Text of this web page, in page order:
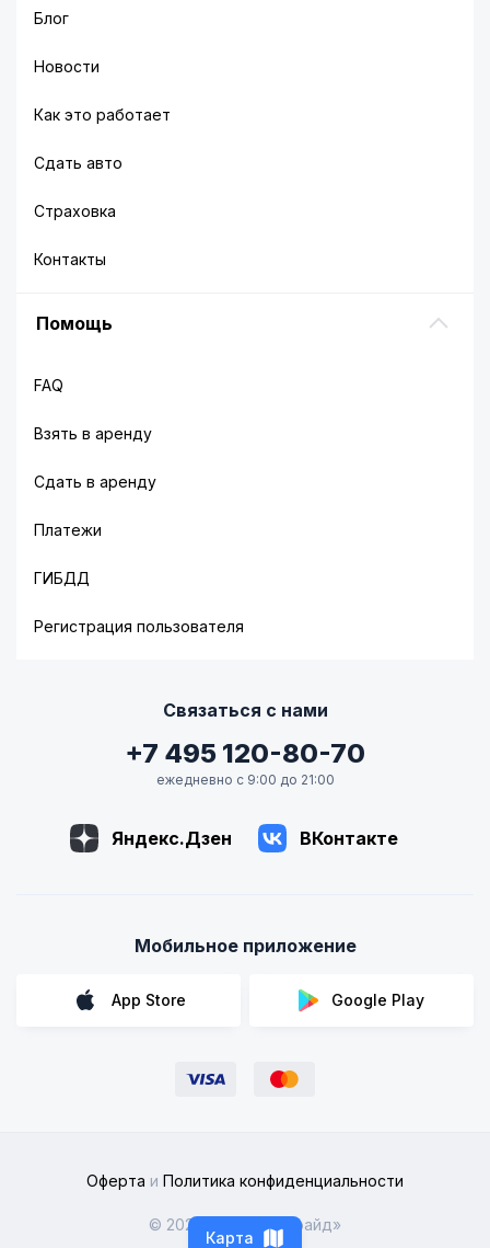
Блог
Новости
Как это работает
Сдать авто
Страховка
Контакты
Помощь
FAQ
Взять в аренду
Сдать в аренду
Платежи
ГИБДД
Регистрация пользователя
Связаться с нами
+7 495 120-80-70
ежедневно с 9:00 до 21:00
Яндекс.Дзен ВКонтакте
Мобильное приложение
App Store Google Play
Оферта и Политика конфиденциальности
© 2026 ООО «Рентрайд»
Карта